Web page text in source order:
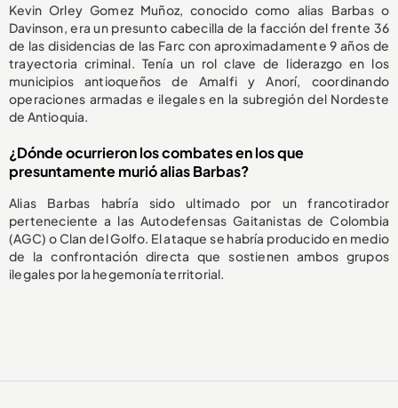
Kevin Orley Gomez Muñoz, conocido como alias Barbas o
Davinson, era un presunto cabecilla de la facción del frente 36
de las disidencias de las Farc con aproximadamente 9 años de
trayectoria criminal. Tenía un rol clave de liderazgo en los
municipios antioqueños de Amalfi y Anorí, coordinando
operaciones armadas e ilegales en la subregión del Nordeste
de Antioquia.
¿Dónde ocurrieron los combates en los que
presuntamente murió alias Barbas?
Alias Barbas habría sido ultimado por un francotirador
perteneciente a las Autodefensas Gaitanistas de Colombia
(AGC) o Clan del Golfo. El ataque se habría producido en medio
de la confrontación directa que sostienen ambos grupos
ilegales por la hegemonía territorial.